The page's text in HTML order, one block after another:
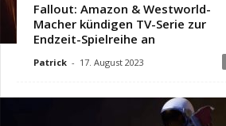
Fallout: Amazon & Westworld-
Macher kündigen TV-Serie zur
Endzeit-Spielreihe an
Patrick - 17. August 2023